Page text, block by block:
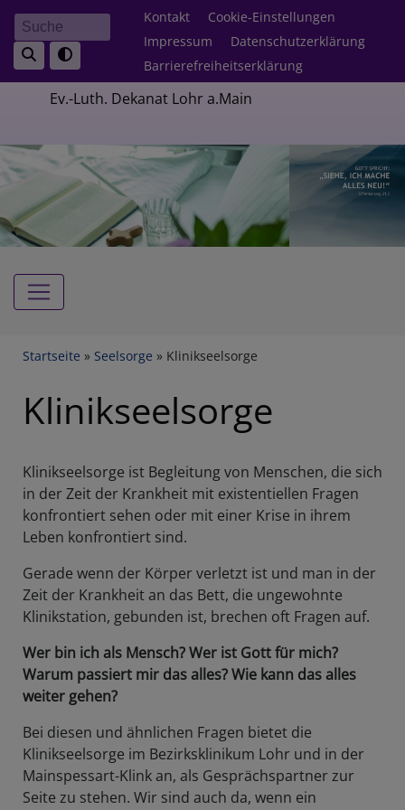
Direkt
zum
Inhalt
Suche Fußbereichsmenü
Kontakt
Cookie-Einstellungen
Impressum
Datenschutzerklärung
Barrierefreiheitserklärung
Ev.-Luth. Dekanat Lohr a.Main
Hauptnavigation
Breadcrumb
Startseite Seelsorge Klinikseelsorge
Klinikseelsorge
Klinikseelsorge ist Begleitung von Menschen, die sich
in der Zeit der Krankheit mit existentiellen Fragen
konfrontiert sehen oder mit einer Krise in ihrem
Leben konfrontiert sind.
Gerade wenn der Körper verletzt ist und man in der
Zeit der Krankheit an das Bett, die ungewohnte
Klinikstation, gebunden ist, brechen oft Fragen auf.
Wer bin ich als Mensch? Wer ist Gott für mich?
Warum passiert mir das alles? Wie kann das alles
weiter gehen?
Bei diesen und ähnlichen Fragen bietet die
Klinikseelsorge im Bezirksklinikum Lohr und in der
Mainspessart-Klink an, als Gesprächspartner zur
Seite zu stehen. Wir sind auch da, wenn ein